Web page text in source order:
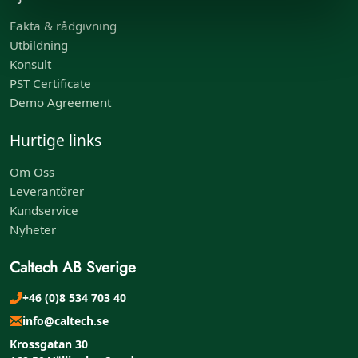
Fakta & rådgivning
Utbildning
Konsult
PST Certificate
Demo Agreement
Hurtige links
Om Oss
Leverantörer
Kundservice
Nyheter
Caltech AB Sverige
+46 (0)8 534 703 40
info@caltech.se
Krossgatan 30